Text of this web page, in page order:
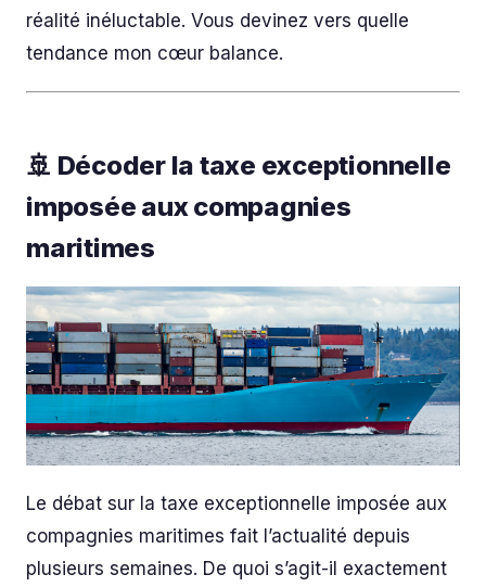
réalité inéluctable. Vous devinez vers quelle
tendance mon cœur balance.
🚢 Décoder la taxe exceptionnelle
imposée aux compagnies
maritimes
Le débat sur la taxe exceptionnelle imposée aux
compagnies maritimes fait l’actualité depuis
plusieurs semaines. De quoi s’agit-il exactement